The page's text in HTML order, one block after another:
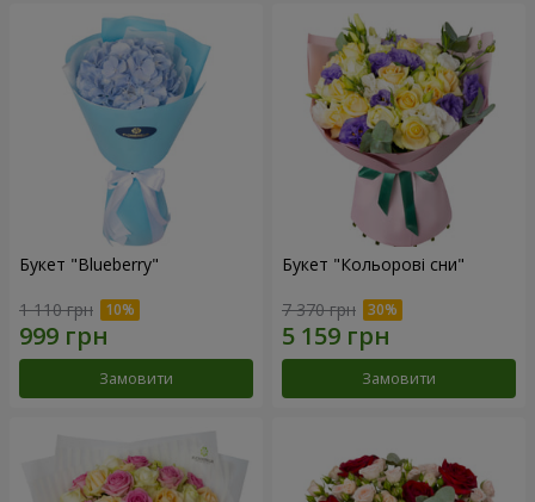
Букет "Blueberry"
1 110 грн
Замовити
Букет "Кольорові сни"
7 370 грн
Замовити